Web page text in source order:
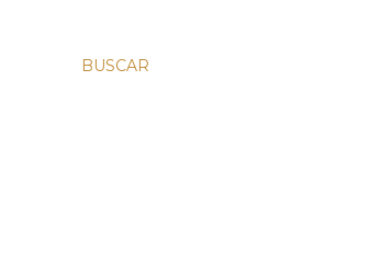
BUSCAR